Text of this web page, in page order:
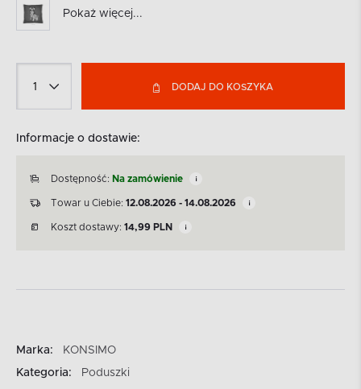
Pokaż więcej...
DODAJ DO KOSZYKA
Informacje o dostawie:
Dostępność: Na zamówienie
Towar u Ciebie: 12.08.2026 - 14.08.2026
Koszt dostawy: 14,99 PLN
Marka:
KONSIMO
Kategoria:
Poduszki